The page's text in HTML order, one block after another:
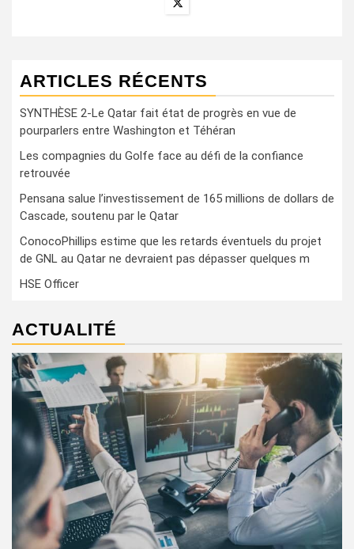
ARTICLES RÉCENTS
SYNTHÈSE 2-Le Qatar fait état de progrès en vue de
pourparlers entre Washington et Téhéran
Les compagnies du Golfe face au défi de la confiance
retrouvée
Pensana salue l’investissement de 165 millions de dollars de
Cascade, soutenu par le Qatar
ConocoPhillips estime que les retards éventuels du projet
de GNL au Qatar ne devraient pas dépasser quelques m
HSE Officer
ACTUALITÉ